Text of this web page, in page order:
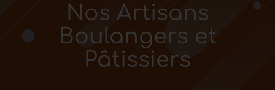
Nos Artisans
Boulangers et
Pâtissiers